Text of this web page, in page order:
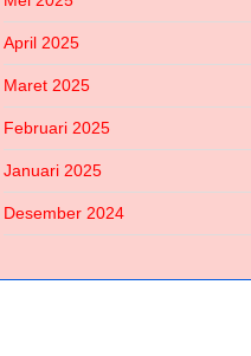
April 2025
Maret 2025
Februari 2025
Januari 2025
Desember 2024